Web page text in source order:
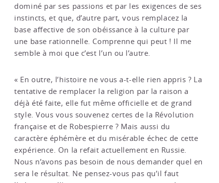
dominé par ses passions et par les exigences de ses
instincts, et que, d’autre part, vous remplacez la
base affective de son obéissance à la culture par
une base rationnelle. Comprenne qui peut ! Il me
semble à moi que c’est l’un ou l’autre.
« En outre, l’histoire ne vous a-t-elle rien appris ? La
tentative de remplacer la religion par la raison a
déjà été faite, elle fut même officielle et de grand
style. Vous vous souvenez certes de la Révolution
française et de Robespierre ? Mais aussi du
caractère éphémère et du misérable échec de cette
expérience. On la refait actuellement en Russie.
Nous n’avons pas besoin de nous demander quel en
sera le résultat. Ne pensez-vous pas qu’il faut